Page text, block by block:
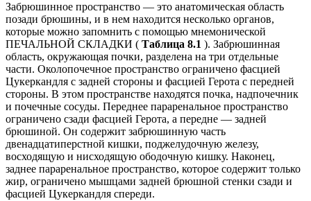
Забрюшинное пространство — это анатомическая область
позади брюшины, и в нем находится несколько органов,
которые можно запомнить с помощью мнемонической
ПЕЧАЛЬНОЙ СКЛАДКИ ( Таблица 8.1 ). Забрюшинная
область, окружающая почки, разделена на три отдельные
части. Околопочечное пространство ограничено фасцией
Цукеркандля с задней стороны и фасцией Герота с передней
стороны. В этом пространстве находятся почка, надпочечник
и почечные сосуды. Переднее параренальное пространство
ограничено сзади фасцией Герота, а передне — задней
брюшиной. Он содержит забрюшинную часть
двенадцатиперстной кишки, поджелудочную железу,
восходящую и нисходящую ободочную кишку. Наконец,
заднее параренальное пространство, которое содержит только
жир, ограничено мышцами задней брюшной стенки сзади и
фасцией Цукеркандля спереди.